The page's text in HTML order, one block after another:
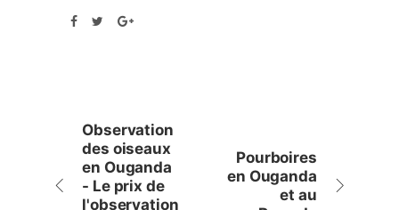
Observation
des oiseaux
en Ouganda
- Le prix de
l'observation
Pourboires
en Ouganda
et au